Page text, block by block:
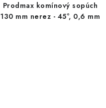
Prodmax komínový sopúch
130 mm nerez - 45°, 0,6 mm